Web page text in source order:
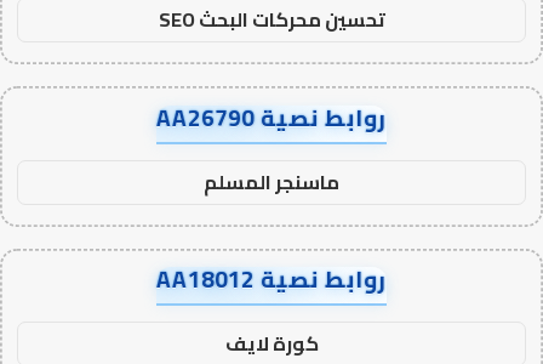
تحسين محركات البحث SEO
روابط نصية AA26790
ماسنجر المسلم
روابط نصية AA18012
كورة لايف